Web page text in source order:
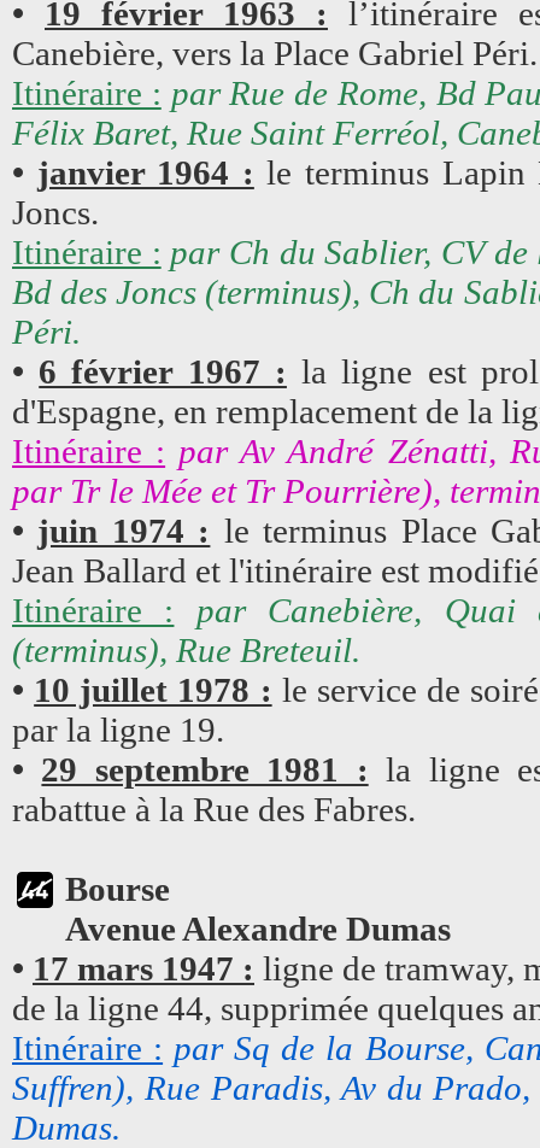
• 19 février 1963 : l’itinéraire
Canebière, vers la Place Gabriel Péri.
Itinéraire : par Rue de Rome, Bd
Félix Baret, Rue Saint Ferréol,
• janvier 1964 : le terminus Lapin
Joncs.
Itinéraire : par Ch du Sablier, CV
Bd des Joncs (terminus), Ch du
Péri.
• 6 février 1967 : la ligne est
d'Espagne, en remplacement de la
Itinéraire : par Av André Zénatti,
par Tr le Mée et Tr Pourrière),
• juin 1974 : le terminus Place
Jean Ballard et l'itinéraire est
Itinéraire :
par Canebière, Quai
(terminus), Rue Breteuil.
• 10 juillet 1978 : le service de
par la ligne 19.
• 29 septembre 1981 : la ligne
rabattue à la Rue des Fabres.
Bourse
Avenue Alexandre Dumas
• 17 mars 1947 : ligne de tramway,
de la ligne 44, supprimée quelques
Itinéraire : par Sq de la Bourse,
Suffren), Rue Paradis, Av du
Dumas.